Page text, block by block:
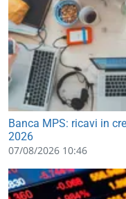
Banca MPS: ricavi in
2026
07/08/2026 10:46